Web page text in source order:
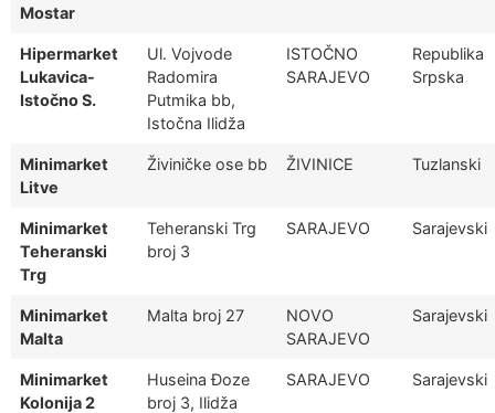
Mostar
Hipermarket
Lukavica-
Istočno S.
Ul. Vojvode
Radomira
Putmika bb,
Istočna Ilidža
ISTOČNO
SARAJEVO
Republika
Srpska
Minimarket
Litve
Živiničke ose bb ŽIVINICE Tuzlanski
Minimarket
Teheranski
Trg
Teheranski Trg
broj 3
SARAJEVO Sarajevski
Minimarket
Malta
Malta broj 27
NOVO
SARAJEVO
Sarajevski
Minimarket
Kolonija 2
Huseina Đoze
broj 3, Ilidža
SARAJEVO Sarajevski